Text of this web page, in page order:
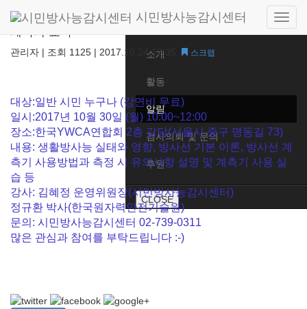
Home
소개
활동
알림
검사의뢰 및 문의
후원
CLOSE
시민방사능감시센터
Side
10/30(월)오전10시~12시 <생활 주변 방사능과 방사선
계측기 교육>
관리자 | 조회 1125 | 2017.10.24 17:35 스크랩
대상:일반 시민 누구나 (강연비 무료)
일시:2017년 10월 30일 (월) 10:00~12:00
장소:한국YWCA연합회 2층 강당(서울시 중구 명동길 73)
내용: 생활방사능 실태와 영향, 방사선 기본 이론, 방사선 계
측기 사용방법과 측정 시 유의사항 설명 및 계측기 사용 실
습 등
강사: 김혜정 운영위원장(시민방사능감시센터)
정규환 박사(한국원자력안전기술원)
문의: 시민방사능감시센터 02-739-0311
많은 관심과 참여를 부탁드립니다 :-) ​